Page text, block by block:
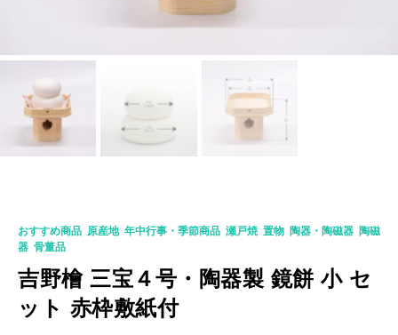
おすすめ商品 原産地, 年中行事・季節商品 瀬戸焼, 置物 陶器・陶磁器 陶磁
器 骨董品
吉野檜 三宝４号・陶器製 鏡餅 小 セ
ット 赤枠敷紙付